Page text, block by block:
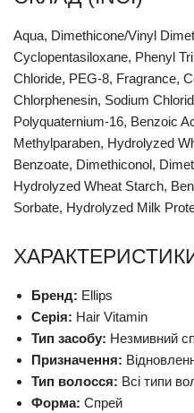
Aqua, Dimethicone/Vinyl
Cyclopentasiloxane, Phenyl
Chloride, PEG-8, Fragrance,
Chlorphenesin, Sodium
Polyquaternium-16, Benzoic
Methylparaben, Hydrolyzed
Benzoate, Dimethiconol,
Hydrolyzed Wheat Starch,
Sorbate, Hydrolyzed Milk
Бренд: Ellips
Серія: Hair Vitamin
Тип засобу: Незмивний
Призначення:
Тип волосся: Всі типи
Форма: Спрей